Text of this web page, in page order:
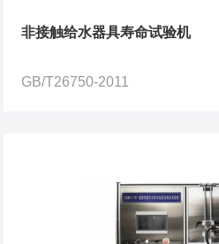
非接触给水器具寿命试验机
GB/T26750-2011